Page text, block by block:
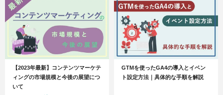
【2023年最新】コンテンツマーケテ
ィングの市場規模と今後の展望につ
いて
GTMを使ったGA4の導入とイベン
ト設定方法｜具体的な手順を解説